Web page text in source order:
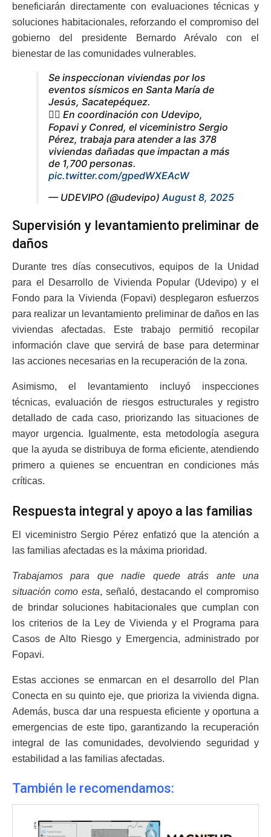
beneficiarán directamente con evaluaciones técnicas y
soluciones habitacionales, reforzando el compromiso del
gobierno del presidente Bernardo Arévalo con el
bienestar de las comunidades vulnerables.
Se inspeccionan viviendas por los
eventos sísmicos en Santa María de
Jesús, Sacatepéquez.
👷‍♀ En coordinación con Udevipo,
Fopavi y Conred, el viceministro Sergio
Pérez, trabaja para atender a las 378
viviendas dañadas que impactan a más
de 1,700 personas.
pic.twitter.com/gpedWXEAcW
— UDEVIPO (@udevipo) August 8, 2025
Supervisión y levantamiento preliminar de
daños
Durante tres días consecutivos, equipos de la Unidad
para el Desarrollo de Vivienda Popular (Udevipo) y el
Fondo para la Vivienda (Fopavi) desplegaron esfuerzos
para realizar un levantamiento preliminar de daños en las
viviendas afectadas. Este trabajo permitió recopilar
información clave que servirá de base para determinar
las acciones necesarias en la recuperación de la zona.
Asimismo, el levantamiento incluyó inspecciones
técnicas, evaluación de riesgos estructurales y registro
detallado de cada caso, priorizando las situaciones de
mayor urgencia. Igualmente, esta metodología asegura
que la ayuda se distribuya de forma eficiente, atendiendo
primero a quienes se encuentran en condiciones más
críticas.
Respuesta integral y apoyo a las familias
El viceministro Sergio Pérez enfatizó que la atención a
las familias afectadas es la máxima prioridad.
Trabajamos para que nadie quede atrás ante una
situación como esta, señaló, destacando el compromiso
de brindar soluciones habitacionales que cumplan con
los criterios de la Ley de Vivienda y el Programa para
Casos de Alto Riesgo y Emergencia, administrado por
Fopavi.
Estas acciones se enmarcan en el desarrollo del Plan
Conecta en su quinto eje, que prioriza la vivienda digna.
Además, busca dar una respuesta eficiente y oportuna a
emergencias de este tipo, garantizando la recuperación
integral de las comunidades, devolviendo seguridad y
estabilidad a las familias afectadas.
También le recomendamos: